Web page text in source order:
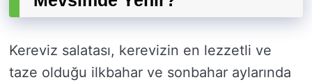
Kereviz salatası, kerevizin en lezzetli ve
taze olduğu ilkbahar ve sonbahar aylarında